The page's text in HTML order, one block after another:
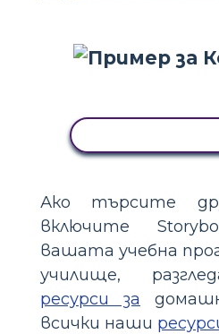
Ако търсите
включите
вашата учебна
училище,
ресурси за
всички наши